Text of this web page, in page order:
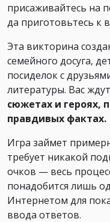
присаживайтесь на
да приготовьтесь к
Эта викторина
семейного досуга,
посиделок с
литературы. Вас ждут
сюжетах и героях,
правдивых фактах.
Игра займет
требует никакой
очков — весь
понадобится лишь
Интернетом для
ввода ответов.